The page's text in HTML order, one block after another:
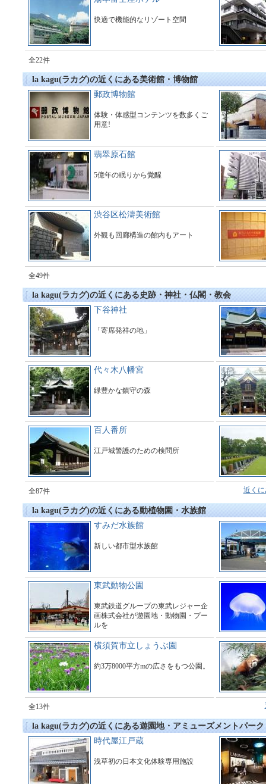
快適で機能的なリゾート空間
全22件
la kagu(ラカグ)の近くにある美術館・博物館
郵政博物館
体験・体感型コンテンツを数多くご
用意!
翡翠原石館
5億年の眠りから覚醒
渋谷区松濤美術館
外観も回廊構造の館内もアート
全49件
la kagu(ラカグ)の近くにある史跡・神社・仏閣・教会
下谷神社
「寄席発祥の地」
代々木八幡宮
緑豊かな鎮守の森
百人番所
江戸城警護のための検問所
全87件 近く
la kagu(ラカグ)の近くにある動植物園・水族館
すみだ水族館
新しい都市型水族館
東武動物公園
東武鉄道グループの東武レジャー企
画株式会社が遊園地・動物園・プー
ルを
施設である。
横須賀市立しょうぶ園
約3万8000平方mの広さをもつ公園。
全13件
la kagu(ラカグ)の近くにある遊園地・アミューズメントパーク
時代屋江戸蔵
浅草初の日本文化体験専用施設